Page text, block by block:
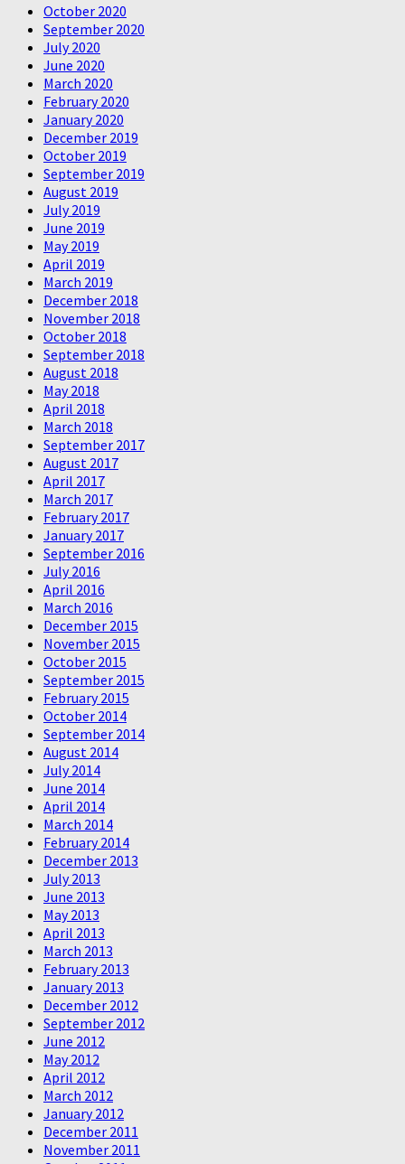
October 2020
September 2020
July 2020
June 2020
March 2020
February 2020
January 2020
December 2019
October 2019
September 2019
August 2019
July 2019
June 2019
May 2019
April 2019
March 2019
December 2018
November 2018
October 2018
September 2018
August 2018
May 2018
April 2018
March 2018
September 2017
August 2017
April 2017
March 2017
February 2017
January 2017
September 2016
July 2016
April 2016
March 2016
December 2015
November 2015
October 2015
September 2015
February 2015
October 2014
September 2014
August 2014
July 2014
June 2014
April 2014
March 2014
February 2014
December 2013
July 2013
June 2013
May 2013
April 2013
March 2013
February 2013
January 2013
December 2012
September 2012
June 2012
May 2012
April 2012
March 2012
January 2012
December 2011
November 2011